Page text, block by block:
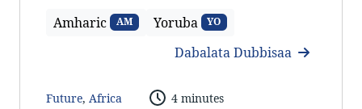
Amharic AM Yoruba YO
Dabalata Dubbisaa
Future, Africa 4 minutes